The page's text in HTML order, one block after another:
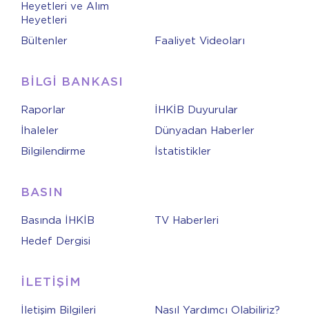
Heyetleri ve Alım
Heyetleri
Bültenler Faaliyet Videoları
BİLGİ BANKASI
Raporlar
İHKİB Duyurular
İhaleler
Dünyadan Haberler
Bilgilendirme
İstatistikler
BASIN
Basında İHKİB
TV Haberleri
Hedef Dergisi
İLETİŞİM
İletişim Bilgileri Nasıl Yardımcı Olabiliriz?